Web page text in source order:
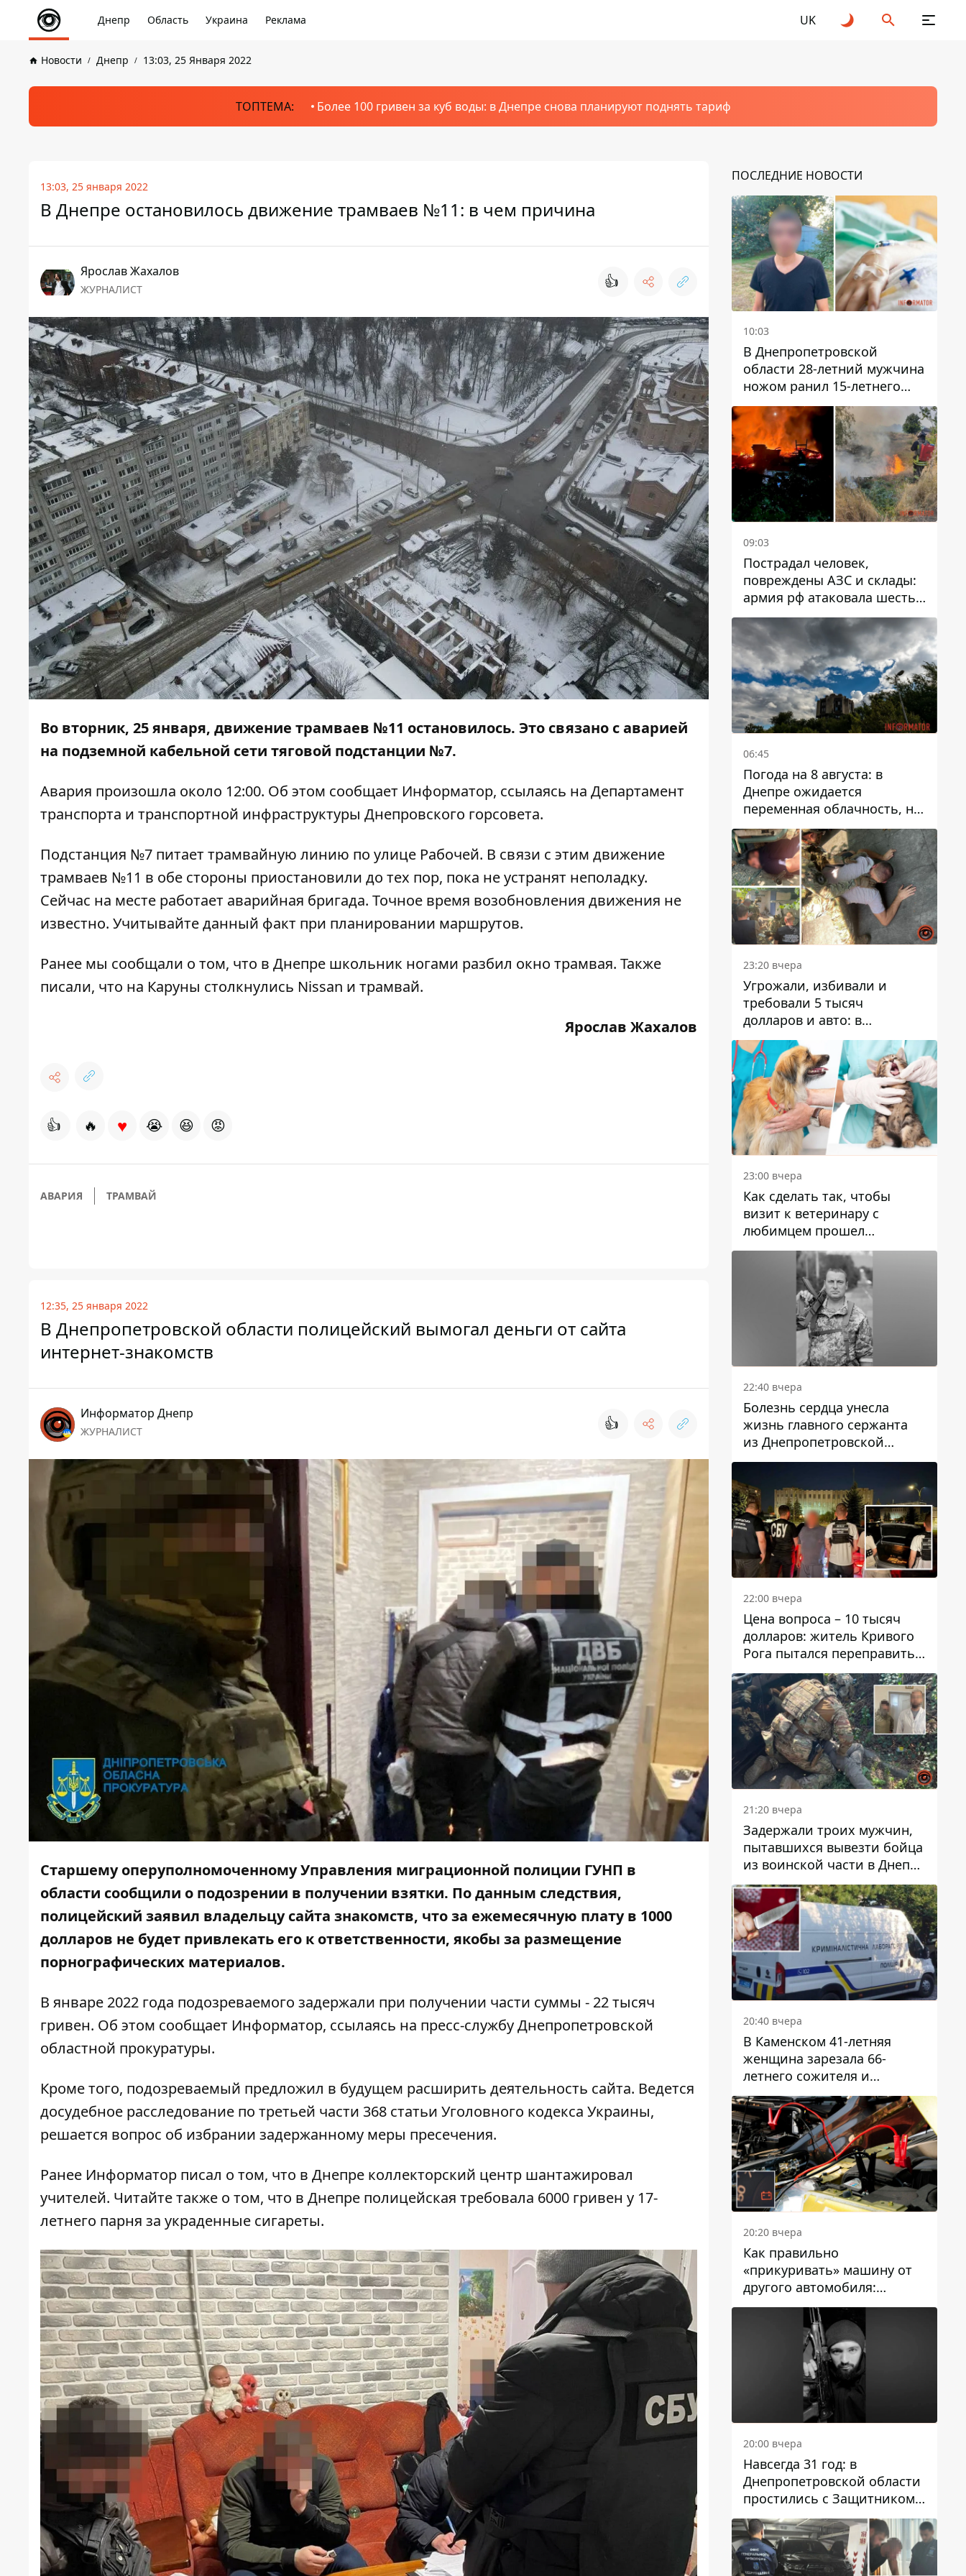
Днепр Область Украина Реклама UK
Новости Днепр 13:03, 25 Января 2022
ТОПТЕМА: Более 100 гривен за куб воды: в Днепре снова планируют поднять тариф
13:03, 25 января 2022
В Днепре остановилось движение трамваев №11: в чем причина
Ярослав Жахалов
ЖУРНАЛИСТ 👍
Во вторник, 25 января, движение трамваев №11 остановилось. Это связано с аварией
на подземной кабельной сети тяговой подстанции №7.
Авария произошла около 12:00. Об этом сообщает Информатор, ссылаясь на Департамент
транспорта и транспортной инфраструктуры Днепровского горсовета.
Подстанция №7 питает трамвайную линию по улице Рабочей. В связи с этим движение
трамваев №11 в обе стороны приостановили до тех пор, пока не устранят неполадку.
Сейчас на месте работает аварийная бригада. Точное время возобновления движения не
известно. Учитывайте данный факт при планировании маршрутов.
Ранее мы сообщали о том, что в Днепре школьник ногами разбил окно трамвая. Также
писали, что на Каруны столкнулись Nissan и трамвай.
Ярослав Жахалов
👍 🔥 ♥ 😭 😆 😡
АВАРИЯ ТРАМВАЙ
12:35, 25 января 2022
В Днепропетровской области полицейский вымогал деньги от сайта
интернет-знакомств
Информатор Днепр
ЖУРНАЛИСТ 👍
Старшему оперуполномоченному Управления миграционной полиции ГУНП в
области сообщили о подозрении в получении взятки. По данным следствия,
полицейский заявил владельцу сайта знакомств, что за ежемесячную плату в 1000
долларов не будет привлекать его к ответственности, якобы за размещение
порнографических материалов.
В январе 2022 года подозреваемого задержали при получении части суммы - 22 тысяч
гривен. Об этом сообщает Информатор, ссылаясь на пресс-службуДнепропетровской
областной прокуратуры.
Кроме того, подозреваемый предложил в будущем расширить деятельность сайта. Ведется
досудебное расследование по третьей части 368 статьи Уголовного кодекса Украины,
решается вопрос об избрании задержанному меры пресечения.
Ранее Информатор писал о том, что в Днепре коллекторский центр шантажировал
учителей. Читайте также о том, что в Днепре полицейская требовала 6000 гривен у 17-
летнего парня за украденные сигареты.
ПОСЛЕДНИЕ НОВОСТИ
10:03
В Днепропетровской
области 28-летний мужчина
ножом ранил 15-летнего
парня
09:03
Пострадал человек,
повреждены АЗС и склады:
армия рф атаковала шесть
районов Днепропетровской
области
06:45
Погода на 8 августа: в
Днепре ожидается
переменная облачность, но
может пойти дождь
23:20 вчера
Угрожали, избивали и
требовали 5 тысяч
долларов и авто: в
Павлограде задержали двух
мужчин
23:00 вчера
Как сделать так, чтобы
визит к ветеринару с
любимцем прошел
спокойно: простые советы
22:40 вчера
Болезнь сердца унесла
жизнь главного сержанта
из Днепропетровской
области Юрия Свистуна
22:00 вчера
Цена вопроса – 10 тысяч
долларов: житель Кривого
Рога пытался переправить
мужчину в Словакию
21:20 вчера
Задержали троих мужчин,
пытавшихся вывезти бойца
из воинской части в Днепр
за 7 тысяч долларов: среди
них был врач
20:40 вчера
В Каменском 41-летняя
женщина зарезала 66-
летнего сожителя и
пыталась обмануть
полицейских
20:20 вчера
Как правильно
«прикуривать» машину от
другого автомобиля:
инструкция для водителей
20:00 вчера
Навсегда 31 год: в
Днепропетровской области
простились с Защитником
Александром Репиным